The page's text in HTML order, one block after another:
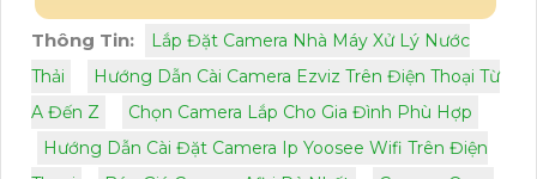
Thông Tin:
Lắp Đặt Camera Nhà Máy Xử Lý Nước
Thải
Hướng Dẫn Cài Camera Ezviz Trên Điện Thoại Từ
A Đến Z
Chọn Camera Lắp Cho Gia Đình Phù Hợp
Hướng Dẫn Cài Đặt Camera Ip Yoosee Wifi Trên Điện